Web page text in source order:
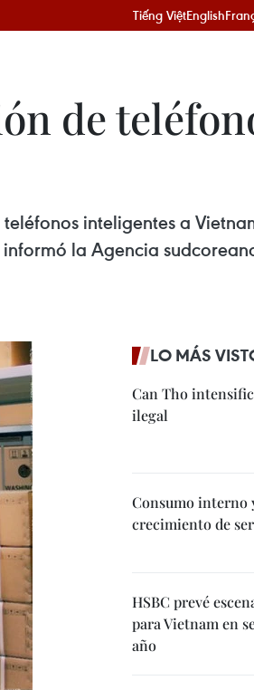
Tiếng ViệtEnglish
de
inteligentes a
la Agencia
LO MÁS
Can Tho
ilegal
Consumo interno
crecimiento de
HSBC prevé
para Vietnam en
año